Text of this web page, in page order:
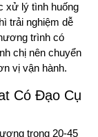
xử lý tình huống
trải nghiệm dễ
trình có
chị nên chuyển
vị vận hành.
Có Đạo Cụ
trong 20-45